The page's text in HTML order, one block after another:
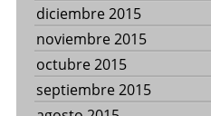
diciembre 2015
noviembre 2015
octubre 2015
septiembre 2015